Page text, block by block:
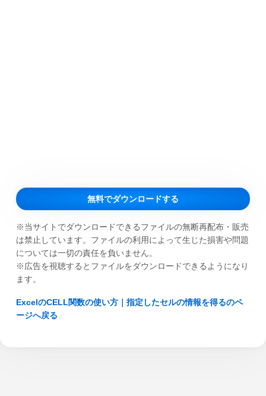
無料でダウンロードする
※当サイトでダウンロードできるファイルの無断再配布・販売
は禁止しています。ファイルの利用によって生じた損害や問題
については一切の責任を負いません。
※広告を視聴するとファイルをダウンロードできるようになり
ます。
ExcelのCELL関数の使い方｜指定したセルの情報を得るのペ
ージへ戻る